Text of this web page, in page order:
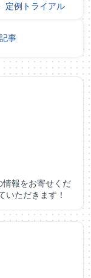
定例トライアル
事
情報をお寄せくだ
いただきます！